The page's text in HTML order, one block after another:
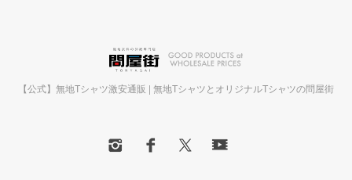
【公式】無地Tシャツ激安通販 | 無地TシャツとオリジナルTシャツの問屋街